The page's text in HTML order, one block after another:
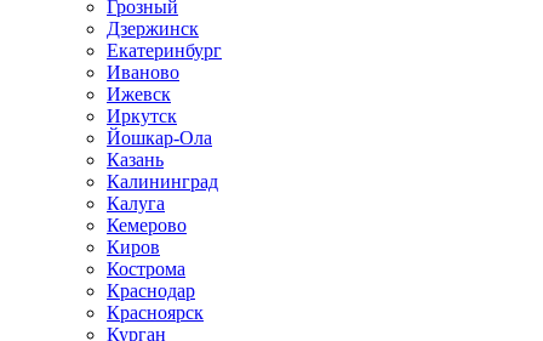
Грозный
Дзержинск
Екатеринбург
Иваново
Ижевск
Иркутск
Йошкар-Ола
Казань
Калининград
Калуга
Кемерово
Киров
Кострома
Краснодар
Красноярск
Курган